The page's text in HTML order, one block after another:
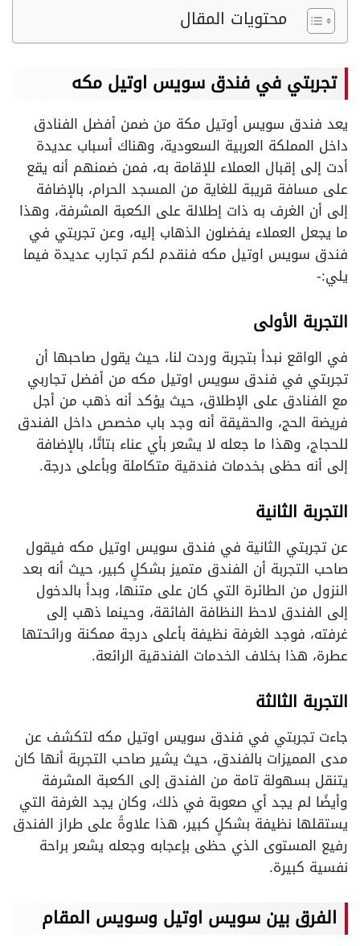
محتويات المقال
تجربتي في فندق سويس اوتيل مكه
يعد فندق سويس أوتيل مكة من ضمن أفضل الفنادق
داخل المملكة العربية السعودية، وهناك أسباب عديدة
أدت إلى إقبال العملاء للإقامة به، فمن ضمنهم أنه يقع
على مسافة قريبة للغاية من المسجد الحرام، بالإضافة
إلى أن الغرف به ذات إطلالة على الكعبة المشرفة، وهذا
ما يجعل العملاء يفضلون الذهاب إليه، وعن تجربتي في
فندق سويس اوتيل مكه فنقدم لكم تجارب عديدة فيما
يلي:-
التجربة الأولى
في الواقع نبدأ بتجربة وردت لنا، حيث يقول صاحبها أن
تجربتي في فندق سويس اوتيل مكه من أفضل تجاربي
مع الفنادق على الإطلاق، حيث يؤكد أنه ذهب من أجل
فريضة الحج، والحقيقة أنه وجد باب مخصص داخل الفندق
للحجاج، وهذا ما جعله لا يشعر بأي عناء بتاتًا، بالإضافة
إلى أنه حظى بخدمات فندقية متكاملة وبأعلى درجة.
التجربة الثانية
عن تجربتي الثانية في فندق سويس اوتيل مكه فيقول
صاحب التجربة أن الفندق متميز بشكلٍ كبير، حيث أنه بعد
النزول من الطائرة التي كان على متنها، وبدأ بالدخول
إلى الفندق لاحظ النظافة الفائقة، وحينما ذهب إلى
غرفته، فوجد الغرفة نظيفة بأعلى درجة ممكنة ورائحتها
عطرة، هذا بخلاف الخدمات الفندقية الرائعة.
التجربة الثالثة
جاءت تجربتي في فندق سويس اوتيل مكه لتكشف عن
مدى المميزات بالفندق، حيث يشير صاحب التجربة أنها كان
يتنقل بسهولة تامة من الفندق إلى الكعبة المشرفة
وأيضًا لم يجد أي صعوبة في ذلك، وكان يجد الغرفة التي
يستقلها نظيفة بشكلٍ كبير، هذا علاوةً على طراز الفندق
رفيع المستوى الذي حظى بإعجابه وجعله يشعر براحة
نفسية كبيرة.
الفرق بين سويس اوتيل وسويس المقام